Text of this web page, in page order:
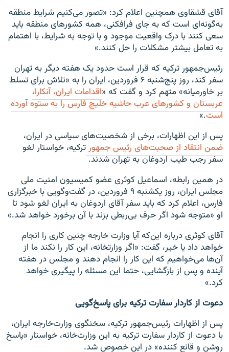
آقای قشقاوی همچنین اعلام کرد: «تصور می‌کنیم شرایط منطقه
به‌گونه‌ای است که به جای فرافکنی، همه کشورهای منطقه باید
سعی کنند با درک واقعیت موجود و با توجه به شرایط، با اهتمام
به تعامل بیشتر مشکلات را حل کنند.»
رئیس‌جمهور ترکیه که قرار است حدود یک هفته دیگر به تهران
سفر کند، روز پنج‌شنبه ۶ فروردین، ایران را به «تلاش برای تسلط
بر خاورمیانه» متهم کرد و گفت که «اقدامات ایران، آنکارا،
عربستان و کشورهای عرب حاشیه خلیج فارس را به ستوه آورده
است.»
پس از این اظهارات، برخی از شخصیت‌های سیاسی در ایران،‌
ضمن انتقاد از صحبت‌های رئیس جمهورترکیه، خواستار لغو
سفر رجب طیب اردوغان به تهران شدند.
در همین رابطه،‌ اسماعیل کوثری عضو کمیسیون امنیت ملی
مجلس ایران، روز یکشنبه ۹ فروردین،‌ در گفت‌وگویی با خبرگزاری
فارس،‌ اعلام کرد که باید سفر آقای اردوغان به ایران لغو شود تا
او «متوجه شود اگر حرف بی‌ربطی بزند با آن برخورد خواهد شد.»
آقای کوثری درباره این‌که آیا وزارت خارجه چنین کاری را انجام
خواهد داد یا خیر، گفت: «اگر وزارتخانه،‌ این کار را نکند ما از
آن‌ها می‌خواهیم که این کار را انجام دهند و مجلس در هفته
آینده و پس از بازگشایی، حتما این مسئله را پیگیری خواهد
کرد.»
دعوت از کاردار سفارت ترکیه برای پاسخ‌گویی
پس از اظهارات‌ رئیس‌جمهور ترکیه،‌ سخنگوی وزارت‌خارجه ایران،‌
با دعوت از کاردار سفارت ترکیه به این وزارت‌خانه، خواستار «پاسخ
روشن و قانع کننده» در این خصوص شد.